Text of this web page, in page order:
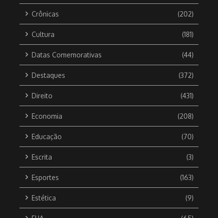
Crônicas (202)
Cultura (181)
Datas Comemorativas (44)
Destaques (372)
Direito (431)
Economia (208)
Educação (70)
Escrita (3)
Esportes (163)
Estética (9)